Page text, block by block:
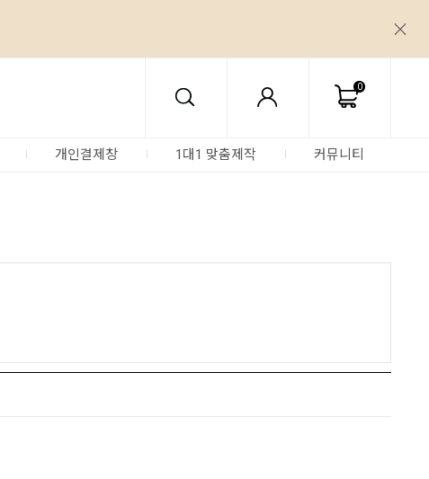
0
개인결제창 1대1 맞춤제작 커뮤니티